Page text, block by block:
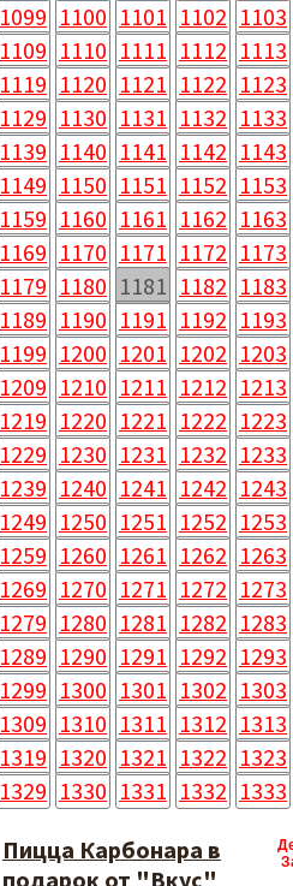
1099 1100 1101 1102 1103
1109 1110 1111 1112 1113
1119 1120 1121 1122 1123
1129 1130 1131 1132 1133
1139 1140 1141 1142 1143
1149 1150 1151 1152 1153
1159 1160 1161 1162 1163
1169 1170 1171 1172 1173
1179 1180 1181 1182 1183
1189 1190 1191 1192 1193
1199 1200 1201 1202 1203
1209 1210 1211 1212 1213
1219 1220 1221 1222 1223
1229 1230 1231 1232 1233
1239 1240 1241 1242 1243
1249 1250 1251 1252 1253
1259 1260 1261 1262 1263
1269 1270 1271 1272 1273
1279 1280 1281 1282 1283
1289 1290 1291 1292 1293
1299 1300 1301 1302 1303
1309 1310 1311 1312 1313
1319 1320 1321 1322 1323
1329 1330 1331 1332 1333
Пицца Карбонара в
подарок от "Вкус"